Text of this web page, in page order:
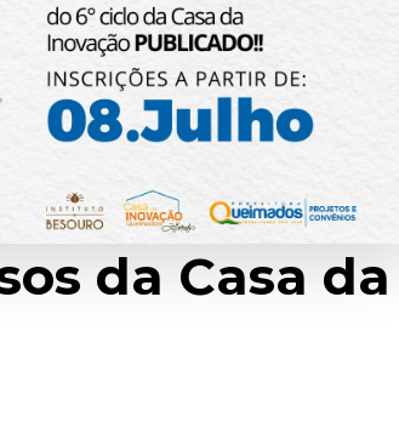
da Casa da